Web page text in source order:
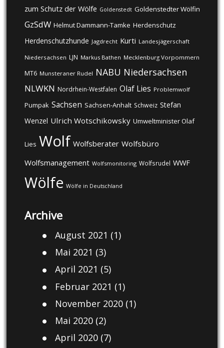
zum Schutz der Wölfe Goldenstedt Goldenstedter Wölfin
GzSdW Helmut Dammann-Tamke Herdenschutz
Herdenschutzhunde Jagdrecht Kurti Landesjägerschaft
Niedersachsen LJN Markus Bathen Mecklenburg Vorpommern
MT6 Munsteraner Rudel NABU Niedersachsen
NLWKN Nordrhein-Westfalen Olaf Lies Problemwolf
Pumpak Sachsen Sachsen-Anhalt Schweiz Stefan
Wenzel Ulrich Wotschikowsky Umweltminister Olaf
Lies Wolf Wolfsberater Wolfsbüro
Wolfsmanagement Wolfsmonitoring Wolfsrudel WWF
Wölfe Wölfe in Deutschland
Archive
August 2021 (1)
Mai 2021 (3)
April 2021 (5)
Februar 2021 (1)
November 2020(1)
Mai 2020(2)
April 2020(7)